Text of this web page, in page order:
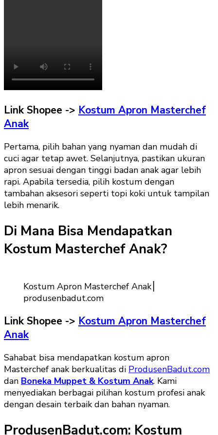
Link Shopee -> Kostum Apron Masterchef
Anak
Pertama, pilih bahan yang nyaman dan mudah di
cuci agar tetap awet. Selanjutnya, pastikan ukuran
apron sesuai dengan tinggi badan anak agar lebih
rapi. Apabila tersedia, pilih kostum dengan
tambahan aksesori seperti topi koki untuk tampilan
lebih menarik.
Di Mana Bisa Mendapatkan
Kostum Masterchef Anak?
Kostum Apron Masterchef Anak⎮
produsenbadut.com
Link Shopee -> Kostum Apron Masterchef
Anak
Sahabat bisa mendapatkan kostum apron
Masterchef anak berkualitas di ProdusenBadut.com
dan Boneka Muppet & Kostum Anak. Kami
menyediakan berbagai pilihan kostum profesi anak
dengan desain terbaik dan bahan nyaman.
ProdusenBadut.com: Kostum